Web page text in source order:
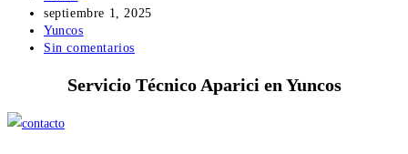
de
la
entrada:
Publicación
de
la
septiembre 1, 2025
Categoría
de
entrada:
Yuncos
Comentarios
Sin comentarios
Servicio Técnico Aparici en Yuncos